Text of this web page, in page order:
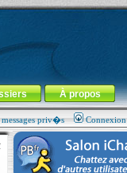
À propos
priv�s Connexion